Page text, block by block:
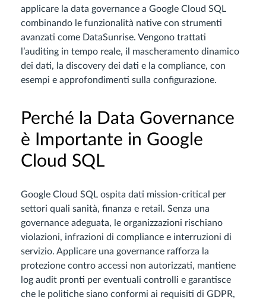
applicare la data governance a Google Cloud SQL
combinando le funzionalità native con strumenti
avanzati come DataSunrise. Vengono trattati
l’auditing in tempo reale, il mascheramento dinamico
dei dati, la discovery dei dati e la compliance, con
esempi e approfondimenti sulla configurazione.
Perché la Data Governance
è Importante in Google
Cloud SQL
Google Cloud SQL ospita dati mission-critical per
settori quali sanità, finanza e retail. Senza una
governance adeguata, le organizzazioni rischiano
violazioni, infrazioni di compliance e interruzioni di
servizio. Applicare una governance rafforza la
protezione contro accessi non autorizzati, mantiene
log audit pronti per eventuali controlli e garantisce
che le politiche siano conformi ai requisiti di GDPR,